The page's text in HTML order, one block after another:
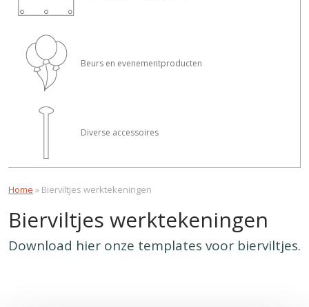
Beurs en evenementproducten
Diverse accessoires
Home » Bierviltjes werktekeningen
Bierviltjes werktekeningen
Download hier onze templates voor bierviltjes.